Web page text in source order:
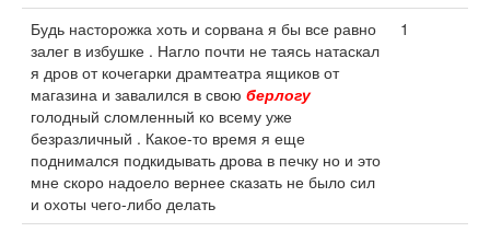
Будь насторожка хоть и сорвана я бы все равно
залег в избушке . Нагло почти не таясь натаскал
я дров от кочегарки драмтеатра ящиков от
магазина и завалился в свою берлогу
голодный сломленный ко всему уже
безразличный . Какое-то время я еще
поднимался подкидывать дрова в печку но и это
мне скоро надоело вернее сказать не было сил
и охоты чего-либо делать
1